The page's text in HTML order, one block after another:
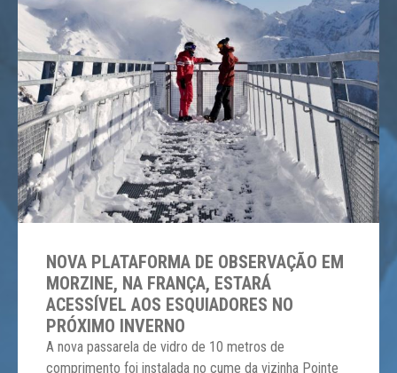
NOVA PLATAFORMA DE OBSERVAÇÃO EM
MORZINE, NA FRANÇA, ESTARÁ
ACESSÍVEL AOS ESQUIADORES NO
PRÓXIMO INVERNO
A nova passarela de vidro de 10 metros de
comprimento foi instalada no cume da vizinha Pointe